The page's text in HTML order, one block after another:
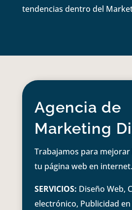
tendencias dentro del
Agencia de
Marketing
Trabajamos para
tu página web en internet.
SERVICIOS: Diseño Web,
electrónico, Publicidad en